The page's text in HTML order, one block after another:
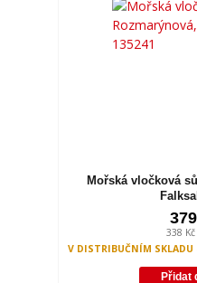
Mořská vločková
338 Kč
V DISTRIBUČNÍM
Přidat